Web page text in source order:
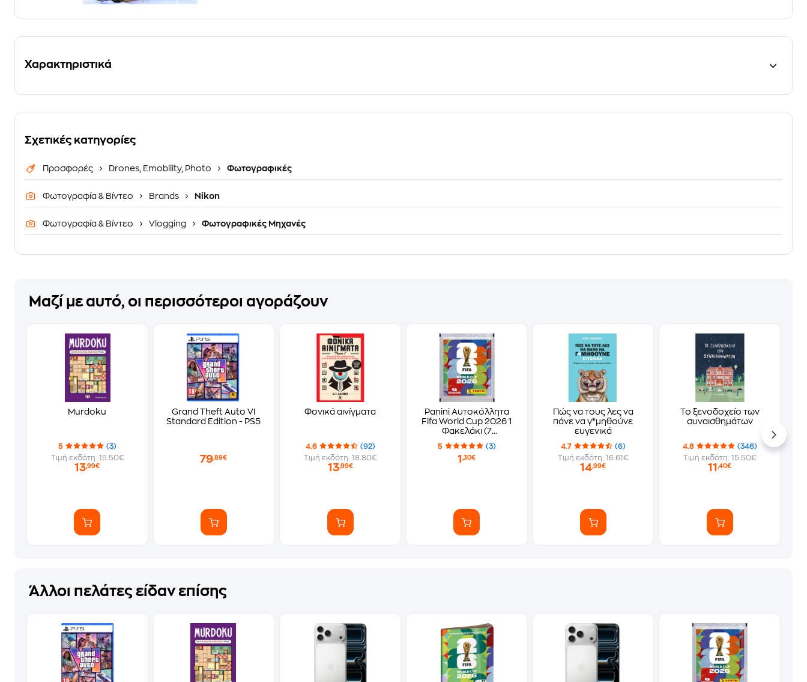
Χαρακτηριστικά
Σχετικές κατηγορίες
Προσφορές Drones, Emobility, Photo Φωτογραφικές
Φωτογραφία & Βίντεο Brands Nikon
Φωτογραφία & Βίντεο Vlogging Φωτογραφικές Μηχανές
Μαζί με αυτό, οι περισσότεροι αγοράζουν
Murdoku
5
(3)
Τιμή εκδότη: 15.50€
13,99€
Grand Theft Auto VI
Standard Edition - PS5
79,89€
Φονικά αινίγματα
4.6
(92)
Τιμή εκδότη: 18.80€
13,99€
Panini Αυτοκόλλητα
Fifa World Cup 2026 1
Φακελάκι (7
Αυτοκόλλητα)
5 (3)
1,30€
Πώς να τους λες να
πάνε να γ*μηθούνε
ευγενικά
4.7
(6)
Τιμή εκδότη: 16.61€
14,99€
Το ξενοδοχείο των
συναισθημάτων
4.8
(346)
Τιμή εκδότη: 15.50€
11,40€
Άλλοι πελάτες είδαν επίσης